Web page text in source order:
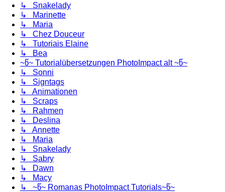
↳ Snakelady
↳ Marinette
↳ Maria
↳ Chez Douceur
↳ Tutoriais Elaine
↳ Bea
~წ~ Tutorialübersetzungen PhotoImpact alt ~წ~
↳ Sonni
↳ Signtags
↳ Animationen
↳ Scraps
↳ Rahmen
↳ Deslina
↳ Annette
↳ Maria
↳ Snakelady
↳ Sabry
↳ Dawn
↳ Macy
↳ ~წ~ Romanas PhotoImpact Tutorials~წ~